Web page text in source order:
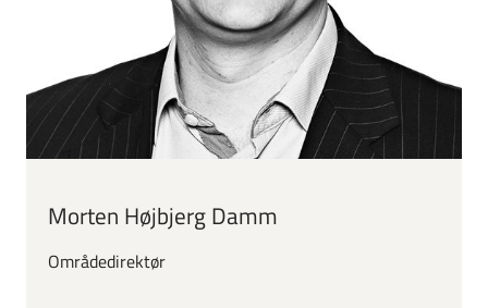
Morten Højbjerg Damm
Områdedirektør